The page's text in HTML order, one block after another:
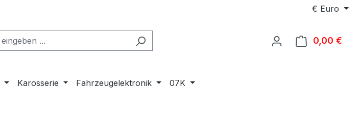
€ Euro
0,00 €
Karosserie Fahrzeugelektronik 07K